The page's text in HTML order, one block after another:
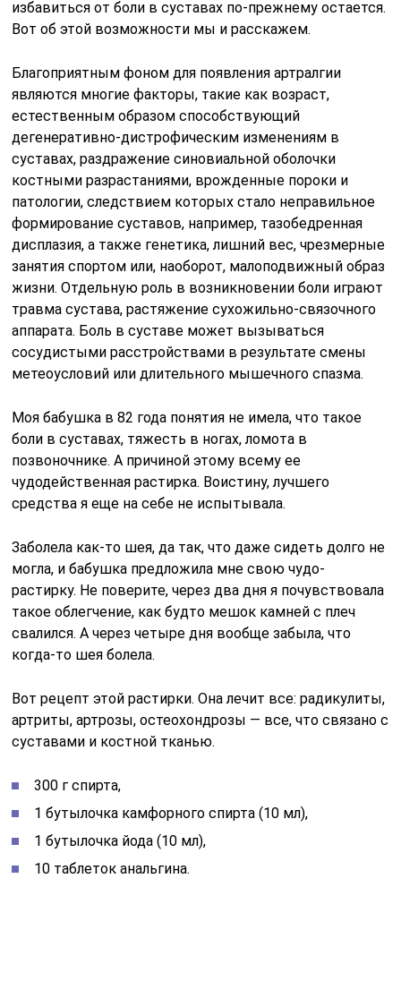
избавиться от боли в суставах по-прежнему остается.
Вот об этой возможности мы и расскажем.
Благоприятным фоном для появления артралгии
являются многие факторы, такие как возраст,
естественным образом способствующий
дегенеративно-дистрофическим изменениям в
суставах, раздражение синовиальной оболочки
костными разрастаниями, врожденные пороки и
патологии, следствием которых стало неправильное
формирование суставов, например, тазобедренная
дисплазия, а также генетика, лишний вес, чрезмерные
занятия спортом или, наоборот, малоподвижный образ
жизни. Отдельную роль в возникновении боли играют
травма сустава, растяжение сухожильно-связочного
аппарата. Боль в суставе может вызываться
сосудистыми расстройствами в результате смены
метеоусловий или длительного мышечного спазма.
Моя бабушка в 82 года понятия не имела, что такое
боли в суставах, тяжесть в ногах, ломота в
позвоночнике. А причиной этому всему ее
чудодейственная растирка. Воистину, лучшего
средства я еще на себе не испытывала.
Заболела как-то шея, да так, что даже сидеть долго не
могла, и бабушка предложила мне свою чудо-
растирку. Не поверите, через два дня я почувствовала
такое облегчение, как будто мешок камней с плеч
свалился. А через четыре дня вообще забыла, что
когда-то шея болела.
Вот рецепт этой растирки. Она лечит все: радикулиты,
артриты, артрозы, остеохондрозы — все, что связано с
суставами и костной тканью.
300 г спирта,
1 бутылочка камфорного спирта (10 мл),
1 бутылочка йода (10 мл),
10 таблеток анальгина.